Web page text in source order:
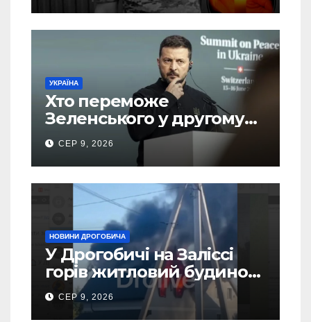
УКРАЇНА
Хто переможе
Зеленського у другому
турі виборів президента
України – новий рейтинг
SOCIS
СЕР 9, 2026
НОВИНИ ДРОГОБИЧА
У Дрогобичі на Заліссі
горів житловий будинок
(Відео)
СЕР 9, 2026